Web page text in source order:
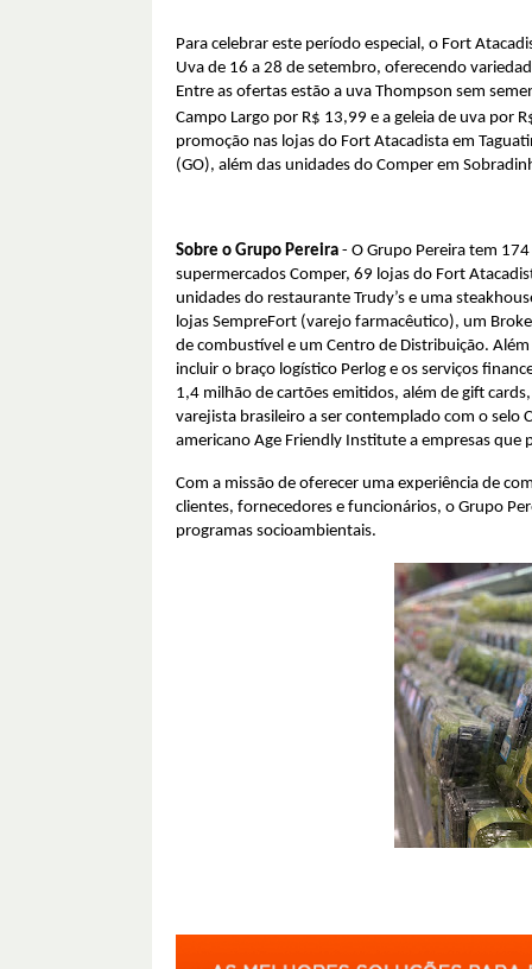
Para celebrar este período especial, o Fort
Uva de 16 a 28 de setembro, oferecendo
Entre as ofertas estão a uva Thompson sem
Campo Largo por R$ 13,99 e a geleia de uva por
promoção nas lojas do Fort Atacadista em
(GO), além das unidades do Comper em
Sobre o Grupo Pereira - O Grupo Pereira tem
supermercados Comper, 69 lojas do Fort
unidades do restaurante Trudy’s e uma
lojas SempreFort (varejo farmacêutico), um
de combustível e um Centro de Distribuição.
incluir o braço logístico Perlog e os serviços
1,4 milhão de cartões emitidos, além de gift
varejista brasileiro a ser contemplado com o selo
americano Age Friendly Institute a empresas
Com a missão de oferecer uma experiência de
clientes, fornecedores e funcionários, o Grupo
programas socioambientais.